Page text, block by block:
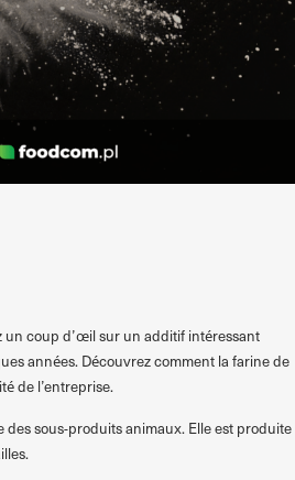
un coup d’œil sur un additif intéressant
années. Découvrez comment la farine de
de l’entreprise.
sous-produits animaux. Elle est produite